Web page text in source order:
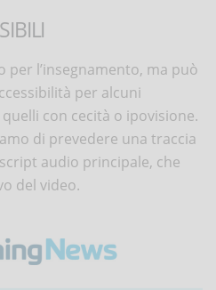
per l’insegnamento, ma può
per alcuni
con cecità o ipovisione.
di prevedere una traccia
audio principale, che
del video.